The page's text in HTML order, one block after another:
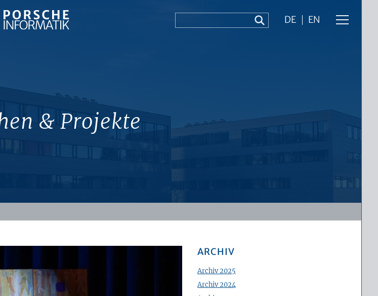
DE EN
& Projekte
ARCHIV
Archiv 2025
Archiv 2024